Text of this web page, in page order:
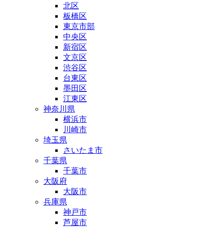
北区
板橋区
東京市部
中央区
新宿区
文京区
渋谷区
台東区
墨田区
江東区
神奈川県
横浜市
川崎市
埼玉県
さいたま市
千葉県
千葉市
大阪府
大阪市
兵庫県
神戸市
芦屋市